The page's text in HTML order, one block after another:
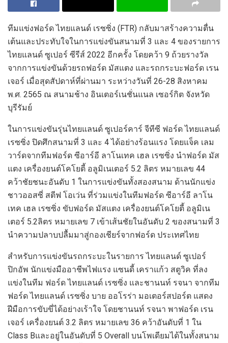
ทีมแข่งฟอร์ด ไทยแลนด์ เรซซิ่ง (FTR) กลับมาสร้างความตื่น
เต้นและประทับใจในการแข่งขันสนามที่ 3 และ 4 ของรายการ
ไทยแลนด์ ซูเปอร์ ซีรีส์ 2022 อีกครั้ง โดยคว้า 9 ถ้วยรางวัล
จากการแข่งขันด้วยรถฟอร์ด มัสแตง และรถกระบะฟอร์ด เรน
เจอร์ เมื่อสุดสัปดาห์ที่ผ่านมา ระหว่างวันที่ 26-28 สิงหาคม
พ.ศ. 2565 ณ สนามช้าง อินเตอร์เนชั่นแนล เซอร์กิต จังหวัด
บุรีรัมย์
ในการแข่งขันรุ่นไทยแลนด์ ซูเปอร์คาร์ จีทีซี ฟอร์ด ไทยแลนด์
เรซซิ่ง ปิดศึกสนามที่ 3 และ 4ได้อย่างร้อนแรง โดยแจ็ค เลม
วาร์ดจากทีมฟอร์ด ซีอาร์อี ลาโนเทค เฮล เรซซิ่ง นำฟอร์ด มัส
แตง เครื่องยนต์โคโยตี้ อลูมิเนเตอร์ 5.2 ลิตร หมายเลข 44
คว้าชัยชนะอันดับ 1 ในการแข่งขันทั้งสองสนาม ด้านนักแข่ง
ชาวออสซี่ สตีฟ โอเว่น ที่ร่วมแข่งในทีมฟอร์ด ซีอาร์อี ลาโน
เทค เฮล เรซซิ่ง ขับฟอร์ด มัสแตง เครื่องยนต์โคโยตี้ อลูมิเน
เตอร์ 5.2ลิตร หมายเลข 7 เข้าเส้นชัยในอันดับ 2 ของสนามที่ 3
นำความปลาบปลื้มมาสู่กองเชียร์จากฟอร์ด ประเทศไทย
สำหรับการแข่งขันรถกระบะในรายการ ไทยแลนด์ ซูเปอร์
ปิกอัพ นักแข่งมืออาชีพไฟแรง แซนดี้ เคราแก้ว สตูวิค ที่ลง
แข่งในทีม ฟอร์ด ไทยแลนด์ เรซซิ่ง และชานนท์ รจนา จากทีม
ฟอร์ด ไทยแลนด์ เรซซิ่ง บาย ออโรร่า มอเตอร์สปอร์ต แสดง
ฝีมือการขับขี่ได้อย่างเร้าใจ โดยชานนท์ รจนา พาฟอร์ด เรน
เจอร์ เครื่องยนต์ 3.2 ลิตร หมายเลข 36 คว้าอันดับที่ 1 ใน
Class Bและอยู่ในอันดับที่ 5 Overall บนโพเดียมได้ในทั้งสนาม